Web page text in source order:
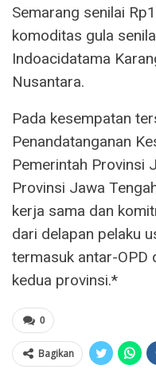
Semarang senilai
komoditas gula
Indoacidatama
Nusantara.
Pada kesempatan
Penandatanganan
Pemerintah Provinsi
Provinsi Jawa
kerja sama dan
dari delapan pelaku
termasuk antar-OPD
kedua provinsi.*
0
Bagikan